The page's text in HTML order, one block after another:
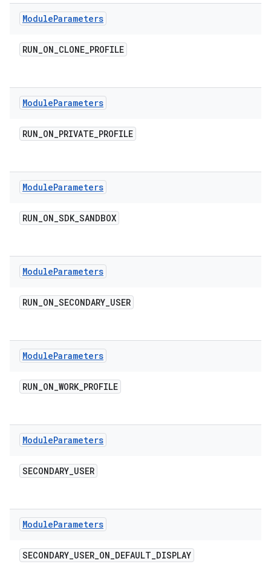
ModuleParameters
RUN_ON_CLONE_PROFILE
ModuleParameters
RUN_ON_PRIVATE_PROFILE
ModuleParameters
RUN_ON_SDK_SANDBOX
ModuleParameters
RUN_ON_SECONDARY_USER
ModuleParameters
RUN_ON_WORK_PROFILE
ModuleParameters
SECONDARY_USER
ModuleParameters
SECONDARY_USER_ON_DEFAULT_DISPLAY